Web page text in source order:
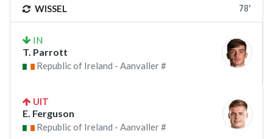
WISSEL 78'
IN
T. Parrott
Republic of Ireland - Aanvaller #
UIT
E. Ferguson
Republic of Ireland - Aanvaller #